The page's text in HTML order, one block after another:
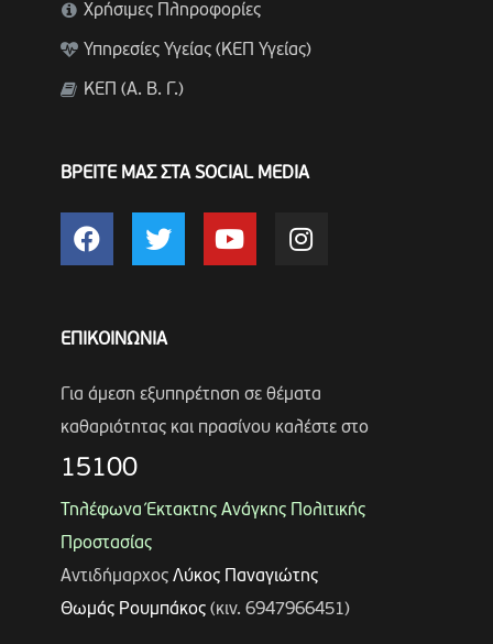
Χρήσιμες Πληροφορίες
Υπηρεσίες Υγείας (ΚΕΠ Υγείας)
ΚΕΠ (Α. Β. Γ.)
ΒΡΕΙΤΕ ΜΑΣ ΣΤΑ SOCIAL MEDIA
ΕΠΙΚΟΙΝΩΝΙΑ
Για άμεση εξυπηρέτηση σε θέματα
καθαριότητας και πρασίνου καλέστε στο
15100
Τηλέφωνα Έκτακτης Ανάγκης Πολιτικής
Προστασίας
Αντιδήμαρχος Λύκος Παναγιώτης
Θωμάς Ρουμπάκος(κιν. 6947966451)